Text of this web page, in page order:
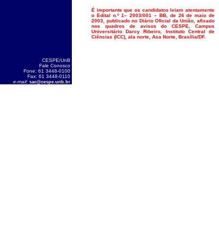
É importante que os candidatos leiam atentamente
o Edital n.º 1– 2003/001 – BB, de 26 de maio de
2003, publicado no Diário Oficial da União, afixado
nos quadros de avisos do CESPE, Campus
Universitário Darcy Ribeiro, Instituto Central de
Ciências (ICC), ala norte, Asa Norte, Brasília/DF.
CESPE/UnB
Fale Conosco
Fone: 61 3448-0100
Fax: 61 3448-0110
e-mail: sac@cespe.unb.br